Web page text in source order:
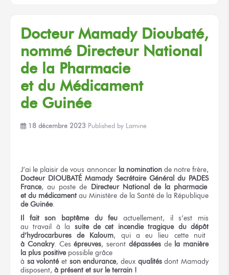
Docteur Mamady Dioubaté,
nommé Directeur National
de la Pharmacie
et du Médicament
de Guinée
18 décembre 2023 Published by Lamine
J’ai le plaisir de vous annoncer la nomination de notrefrère,
Docteur DIOUBATÉ Mamady Secrétaire Général du PADES
France,au poste de DirecteurNational de la pharmacie
et du médicament au Ministère de la Santé de la République
de Guinée.
Il faitson baptême du feu actuellement, il s’est mis
au travail à la suite de cet incendietragique du dépôt
d’hydrocarburesde Kaloum, qui a eu lieu
cette nuit
à Conakry. Cesépreuves, seront dépassées de la manière
la plus positivepossible grâce
à sa volonté et son endurance, deux qualités dont Mamady
disposent, à présent et sur le terrain !